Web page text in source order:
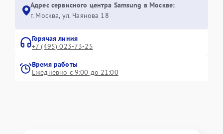
Адрес сервисного центра Samsung в Москве:
г. Москва, ул. Чаянова 18
Горячая линия
+7 (495) 023-73-25
Время работы
Ежедневно с 9:00 до 21:00